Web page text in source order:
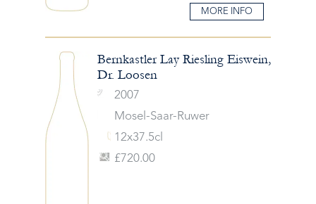
MORE INFO
Bernkastler Lay Riesling Eiswein,
Dr. Loosen
2007
Mosel-Saar-Ruwer
12x37.5cl
£720.00